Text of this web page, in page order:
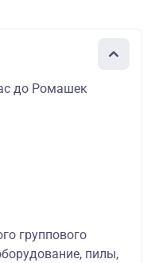
до Ромашек
группового
пилы,